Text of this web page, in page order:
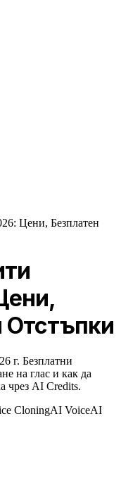
Цени, Безплатен
Отстъпки
г. Безплатни
на глас и как да
чрез AI Credits.
CloningAI VoiceAI